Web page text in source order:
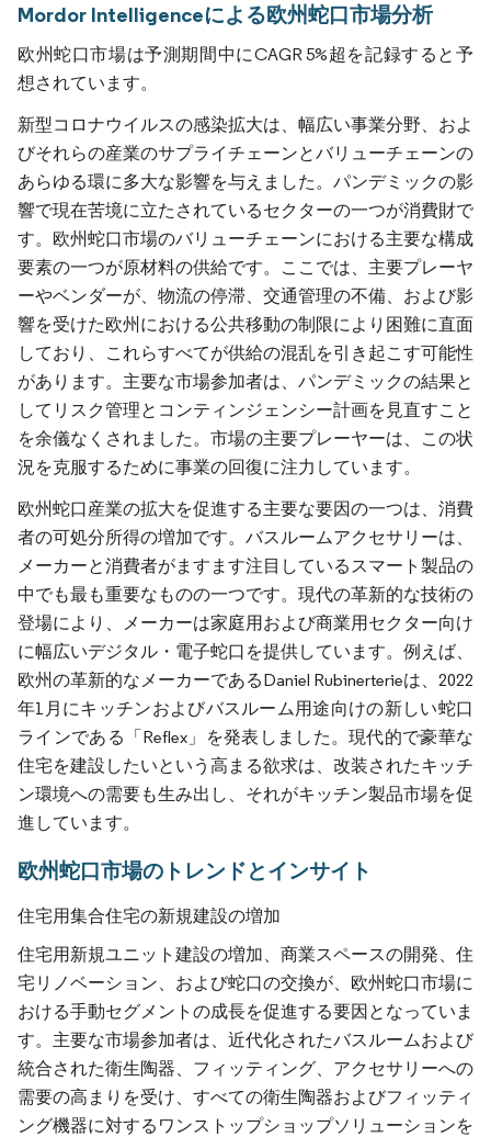
Mordor Intelligenceによる欧州蛇口市場分析
欧州蛇口市場は予測期間中にCAGR 5%超を記録すると予
想されています。
新型コロナウイルスの感染拡大は、幅広い事業分野、およ
びそれらの産業のサプライチェーンとバリューチェーンの
あらゆる環に多大な影響を与えました。パンデミックの影
響で現在苦境に立たされているセクターの一つが消費財で
す。欧州蛇口市場のバリューチェーンにおける主要な構成
要素の一つが原材料の供給です。ここでは、主要プレーヤ
ーやベンダーが、物流の停滞、交通管理の不備、および影
響を受けた欧州における公共移動の制限により困難に直面
しており、これらすべてが供給の混乱を引き起こす可能性
があります。主要な市場参加者は、パンデミックの結果と
してリスク管理とコンティンジェンシー計画を見直すこと
を余儀なくされました。市場の主要プレーヤーは、この状
況を克服するために事業の回復に注力しています。
欧州蛇口産業の拡大を促進する主要な要因の一つは、消費
者の可処分所得の増加です。バスルームアクセサリーは、
メーカーと消費者がますます注目しているスマート製品の
中でも最も重要なものの一つです。現代の革新的な技術の
登場により、メーカーは家庭用および商業用セクター向け
に幅広いデジタル・電子蛇口を提供しています。例えば、
欧州の革新的なメーカーであるDaniel Rubinerterieは、2022
年1月にキッチンおよびバスルーム用途向けの新しい蛇口
ラインである「Reflex」を発表しました。現代的で豪華な
住宅を建設したいという高まる欲求は、改装されたキッチ
ン環境への需要も生み出し、それがキッチン製品市場を促
進しています。
欧州蛇口市場のトレンドとインサイト
住宅用集合住宅の新規建設の増加
住宅用新規ユニット建設の増加、商業スペースの開発、住
宅リノベーション、および蛇口の交換が、欧州蛇口市場に
おける手動セグメントの成長を促進する要因となっていま
す。主要な市場参加者は、近代化されたバスルームおよび
統合された衛生陶器、フィッティング、アクセサリーへの
需要の高まりを受け、すべての衛生陶器およびフィッティ
ング機器に対するワンストップショップソリューションを